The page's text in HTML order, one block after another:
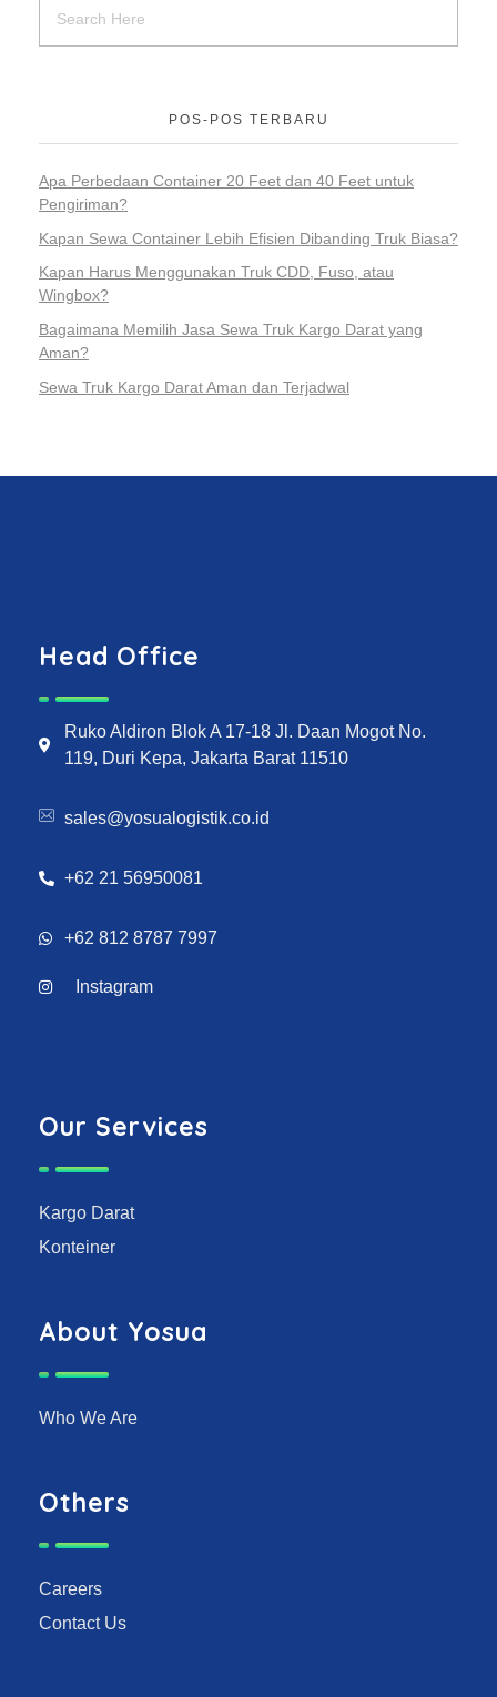
POS-POS TERBARU
Apa Perbedaan Container 20 Feet dan 40 Feet untuk
Pengiriman?
Kapan Sewa Container Lebih Efisien Dibanding Truk Biasa?
Kapan Harus Menggunakan Truk CDD, Fuso, atau
Wingbox?
Bagaimana Memilih Jasa Sewa Truk Kargo Darat yang
Aman?
Sewa Truk Kargo Darat Aman dan Terjadwal
Head Office
Ruko Aldiron Blok A 17-18 Jl. Daan Mogot No.
119, Duri Kepa, Jakarta Barat 11510
sales@yosualogistik.co.id
+62 21 56950081
+62 812 8787 7997
Instagram
Our Services
Kargo Darat
Konteiner
About Yosua
Who We Are
Others
Careers
Contact Us